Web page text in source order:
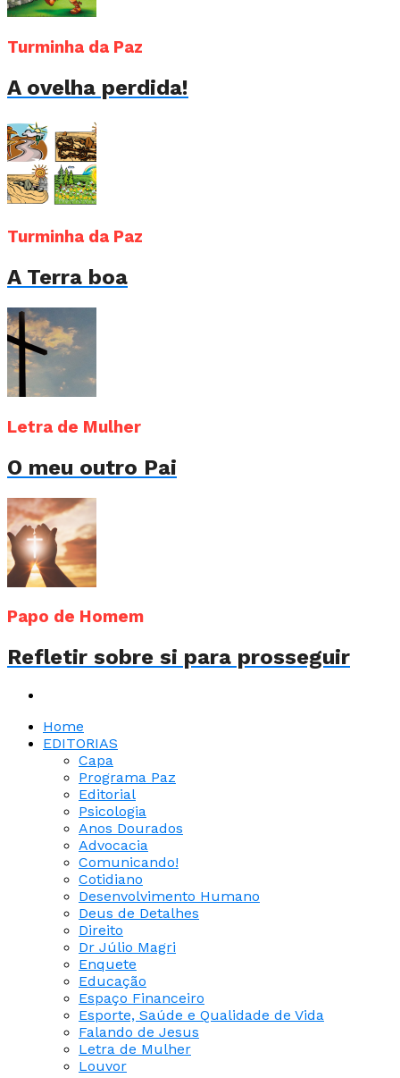
Turminha da Paz
A ovelha perdida!
Turminha da Paz
A Terra boa
Letra de Mulher
O meu outro Pai
Papo de Homem
Refletir sobre si para prosseguir
Home
EDITORIAS
Capa
Programa Paz
Editorial
Psicologia
Anos Dourados
Advocacia
Comunicando!
Cotidiano
Desenvolvimento Humano
Deus de Detalhes
Direito
Dr Júlio Magri
Enquete
Educação
Espaço Financeiro
Esporte, Saúde e Qualidade de Vida
Falando de Jesus
Letra de Mulher
Louvor